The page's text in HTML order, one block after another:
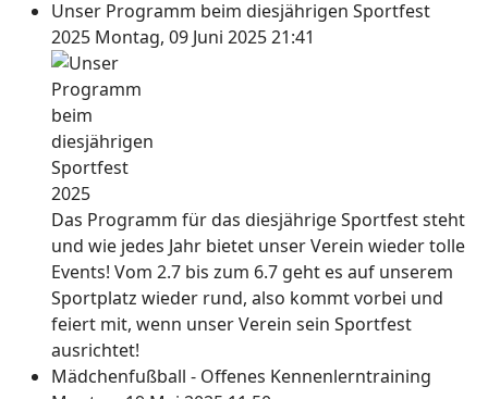
Unser Programm beim diesjährigen Sportfest
2025 Montag, 09 Juni 2025 21:41
Das Programm für das diesjährige Sportfest steht
und wie jedes Jahr bietet unser Verein wieder tolle
Events! Vom 2.7 bis zum 6.7 geht es auf unserem
Sportplatz wieder rund, also kommt vorbei und
feiert mit, wenn unser Verein sein Sportfest
ausrichtet!
Mädchenfußball - Offenes Kennenlerntraining